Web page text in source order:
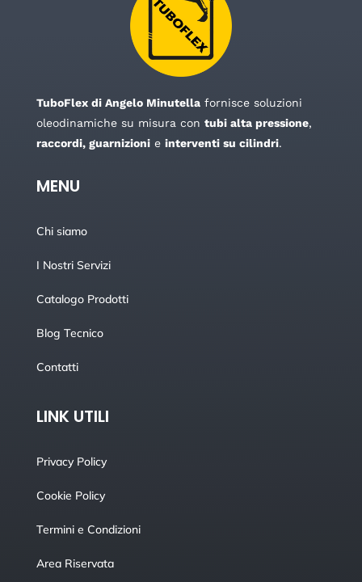
TuboFlex di Angelo Minutellafornisce soluzioni
oleodinamiche su misura con tubi alta pressione,
raccordi, guarnizionie interventi su cilindri.
MENU
Chi siamo
I Nostri Servizi
Catalogo Prodotti
Blog Tecnico
Contatti
LINK UTILI
Privacy Policy
Cookie Policy
Termini e Condizioni
Area Riservata